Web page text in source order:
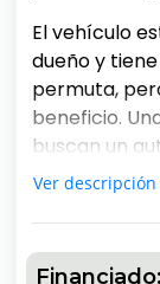
El vehículo
dueño y
permuta,
beneficio.
buscan un
equipado por
Datos del
Marca:
Ver
Financiado: